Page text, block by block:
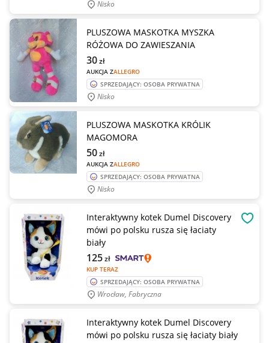
Nisko
PLUSZOWA MASKOTKA MYSZKA
RÓŻOWA DO ZAWIESZANIA
AUKCJA ZALLEGRO
30zł
SPRZEDAJĄCY: OSOBA PRYWATNA
Nisko
PLUSZOWA MASKOTKA KRÓLIK
MAGOMORA
AUKCJA ZALLEGRO
50zł
SPRZEDAJĄCY: OSOBA PRYWATNA
Nisko
Interaktywny kotek Dumel Discovery
mówi po polsku rusza się łaciaty
biały
KUP TERAZ
125zł
SPRZEDAJĄCY: OSOBA PRYWATNA
Wrocław, Fabryczna
Interaktywny kotek Dumel Discovery
mówi po polsku rusza się łaciaty biały